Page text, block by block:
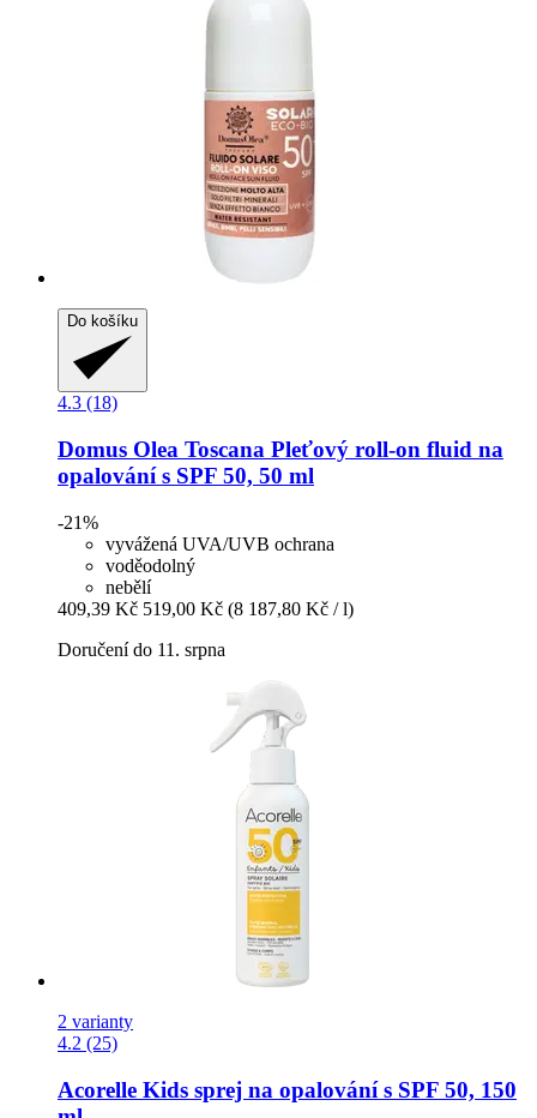
Do košíku
4.3 (18)
Domus Olea Toscana Pleťový roll-​on fluid na
opalování s SPF 50, 50 ml
-21%
vyvážená UVA/UVB ochrana
voděodolný
nebělí
409,39 Kč 519,00 Kč (8 187,80 Kč / l)
Doručení do 11. srpna
2 varianty
4.2 (25)
Acorelle Kids sprej na opalování s SPF 50, 150